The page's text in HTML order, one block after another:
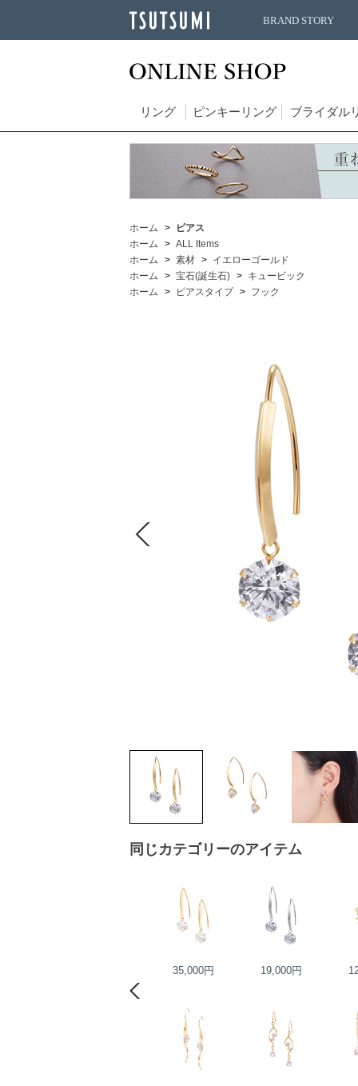
BRAND STORY
リング ピンキーリング ブライダル
ホーム
ピアス
ホーム
ALL Items
ホーム
素材
イエローゴールド
ホーム
宝石(誕生石)
キュービック
ホーム
ピアスタイプ フック
同じカテゴリーのアイテム
35,000円 19,000円